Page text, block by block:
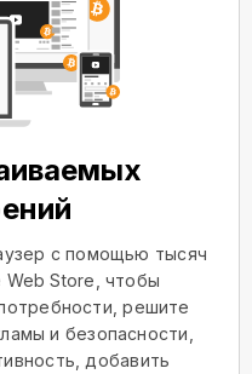
с помощью тысяч
Web Store, чтобы
решите
и безопасности,
добавить